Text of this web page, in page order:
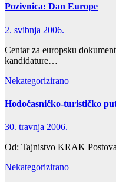
Pozivnica: Dan Europe
2. svibnja 2006.
Centar za europsku
kandidature…
Nekategorizirano
Hodočasničko-turističko
30. travnja 2006.
Od: Tajnistvo KRAK
Nekategorizirano